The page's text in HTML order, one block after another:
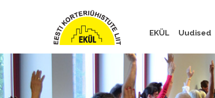
EKÜL Uudised